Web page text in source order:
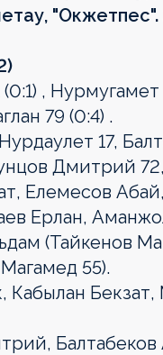
,
79 (0:4) .
17,
Дмитрий
Елемесов
Ерлан,
(Тайкенов
55).
Кабылан
Балтабеков